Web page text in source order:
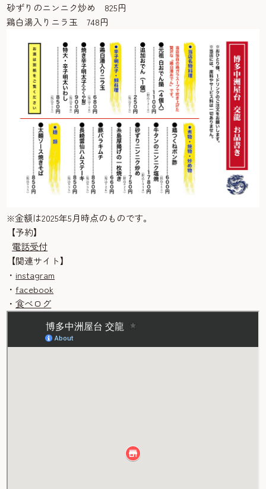
砂ずりのニンニク炒め 825円
鶏白湯入りニラ玉 748円
※金額は2025年5月時点のものです。
【予約】
電話受付
【関連サイト】
・ instagram
・facebook
・食べログ